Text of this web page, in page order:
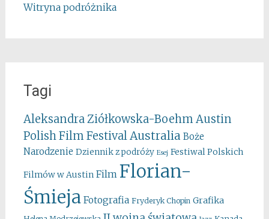
Witryna podróżnika
Tagi
Aleksandra Ziółkowska-Boehm Austin
Polish Film Festival Australia Boże
Narodzenie Dziennik z podróży Esej Festiwal Polskich
Filmów w Austin Film Florian-
Śmieja Fotografia Fryderyk Chopin Grafika